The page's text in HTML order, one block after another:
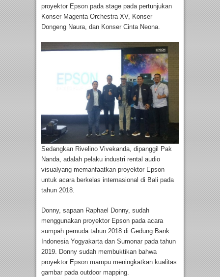
proyektor Epson pada stage pada pertunjukan
Konser Magenta Orchestra XV, Konser
Dongeng Naura, dan Konser Cinta Neona.
Sedangkan Rivelino Vivekanda, dipanggil Pak
Nanda, adalah pelaku industri rental audio
visualyang memanfaatkan proyektor Epson
untuk acara berkelas internasional di Bali pada
tahun 2018.
Donny, sapaan Raphael Donny, sudah
menggunakan proyektor Epson pada acara
sumpah pemuda tahun 2018 di Gedung Bank
Indonesia Yogyakarta dan Sumonar pada tahun
2019. Donny sudah membuktikan bahwa
proyektor Epson mampu meningkatkan kualitas
gambar pada outdoor mapping.